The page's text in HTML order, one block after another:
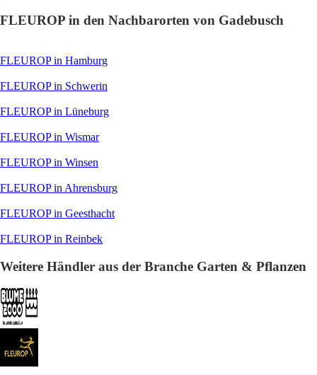
FLEUROP in den Nachbarorten von Gadebusch
FLEUROP in Hamburg
FLEUROP in Schwerin
FLEUROP in Lüneburg
FLEUROP in Wismar
FLEUROP in Winsen
FLEUROP in Ahrensburg
FLEUROP in Geesthacht
FLEUROP in Reinbek
Weitere Händler aus der Branche Garten & Pflanzen